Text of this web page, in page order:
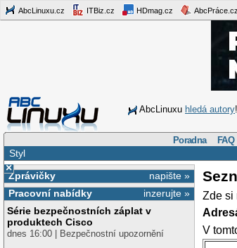
AbcLinuxu.cz ITBiz.cz HDmag.cz AbcPráce.cz
AbcLinuxu hledá autory!
Poradna FAQ
Styl
×
napište »
Zprávičky
inzerujte »
Pracovní nabídky
Série bezpečnostních záplat v
produktech Cisco
dnes 16:00 | Bezpečnostní upozornění
Zde si
V